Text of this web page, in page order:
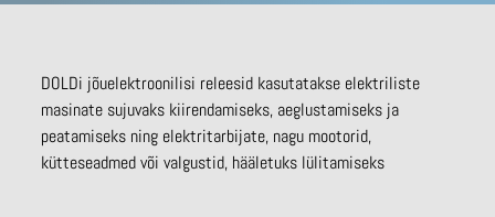
DOLDi jõuelektroonilisi releesid kasutatakse elektriliste
masinate sujuvaks kiirendamiseks, aeglustamiseks ja
peatamiseks ning elektritarbijate, nagu mootorid,
kütteseadmed või valgustid, hääletuks lülitamiseks